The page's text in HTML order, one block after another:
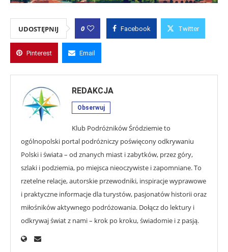
UDOSTĘPNIJ 0 Facebook Twitter
Pinterest Email
REDAKCJA
Obserwuj
Klub Podróżników Śródziemie to
ogólnopolski portal podróżniczy poświęcony odkrywaniu
Polski i świata – od znanych miast i zabytków, przez góry,
szlaki i podziemia, po miejsca nieoczywiste i zapomniane. To
rzetelne relacje, autorskie przewodniki, inspiracje wyprawowe
i praktyczne informacje dla turystów, pasjonatów historii oraz
miłośników aktywnego podróżowania. Dołącz do lektury i
odkrywaj świat z nami – krok po kroku, świadomie i z pasją.